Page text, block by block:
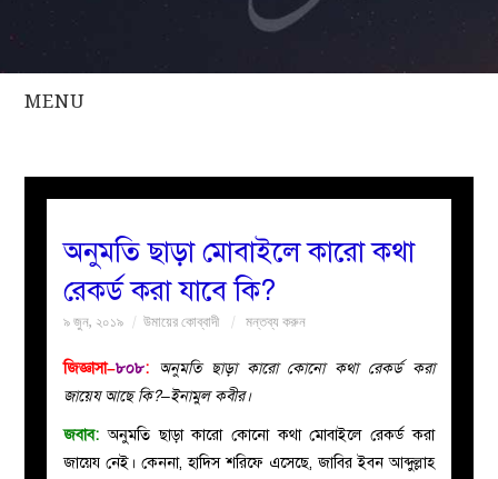
MENU
সকল
নারীদের
ইসলাহী
অনুমতি ছাড়া মোবাইলে কারো কথা
রেকর্ড করা যাবে কি?
৯ জুন, ২০১৯ উমায়ের কোব্বাদী মন্তব্য করুন
জিজ্ঞাসা–৮০৮: অনুমতি ছাড়া কারো কোনো কথা রেকর্ড করা
জায়েয আছে কি?–ইনামুল কবীর।
জবাব: অনুমতি ছাড়া কারো কোনো কথা মোবাইলে রেকর্ড করা
জায়েয নেই। কেননা, হাদিস শরিফে এসেছে, জাবির ইবন আব্দুল্লাহ